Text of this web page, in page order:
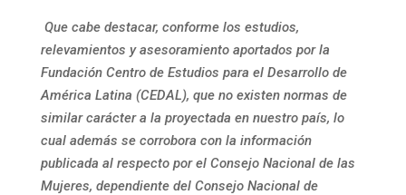
Que cabe destacar, conforme los estudios,
relevamientos y asesoramiento aportados por la
Fundación Centro de Estudios para el Desarrollo de
América Latina (CEDAL), que no existen normas de
similar carácter a la proyectada en nuestro país, lo
cual además se corrobora con la información
publicada al respecto por el Consejo Nacional de las
Mujeres, dependiente del Consejo Nacional de